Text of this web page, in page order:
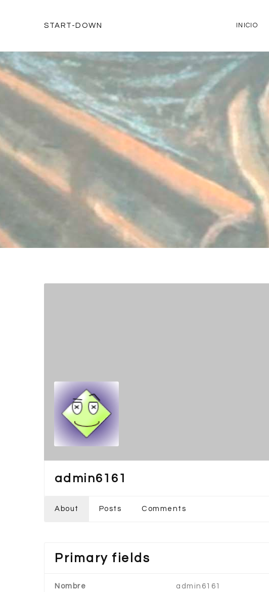
START-DOWN INICIO
admin6161
About Posts Comments
Primary fields
Nombre admin6161